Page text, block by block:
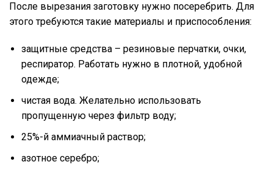
После вырезания заготовку нужно посеребрить. Для
этого требуются такие материалы и приспособления:
защитные средства – резиновые перчатки, очки,
респиратор. Работать нужно в плотной, удобной
одежде;
чистая вода. Желательно использовать
пропущенную через фильтр воду;
25%-й аммиачный раствор;
азотное серебро;